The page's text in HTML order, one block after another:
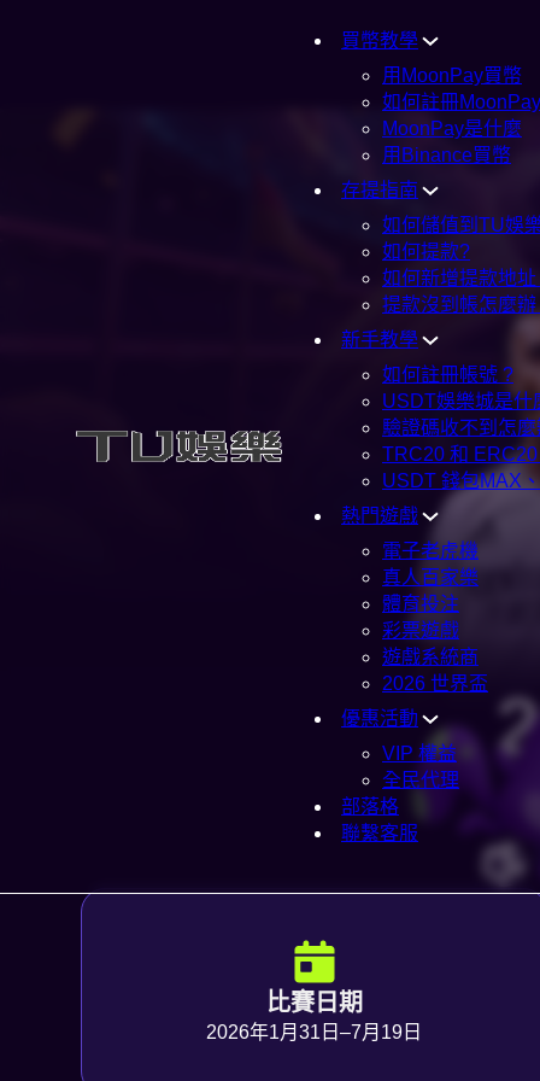
買幣教學
用MoonPay買幣
如何註冊MoonPay
MoonPay是什麼
用Binance買幣
存提指南
如何儲值到TU娛
如何提款?
如何新增提款地址
提款沒到帳怎麼辦
新手教學
如何註冊帳號 ?
USDT娛樂城是什
驗證碼收不到怎
TRC20 和
USDT 錢包MAX
熱門遊戲
電子老虎機
真人百家樂
體育投注
彩票遊戲
遊戲系統商
2026 世界盃
優惠活動
VIP 權益
全民代理
部落格
聯繫客服
比賽日期
2026年1月31日–7月19日